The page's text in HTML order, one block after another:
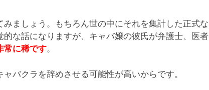
ましょう。もちろん世の中にそれを集計した正式な
な話になりますが、キャバ嬢の彼氏が弁護士、医者
常に稀です
バクラを辞めさせる可能性が高いからです。